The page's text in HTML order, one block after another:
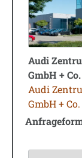
Audi
GmbH +
Audi
GmbH +